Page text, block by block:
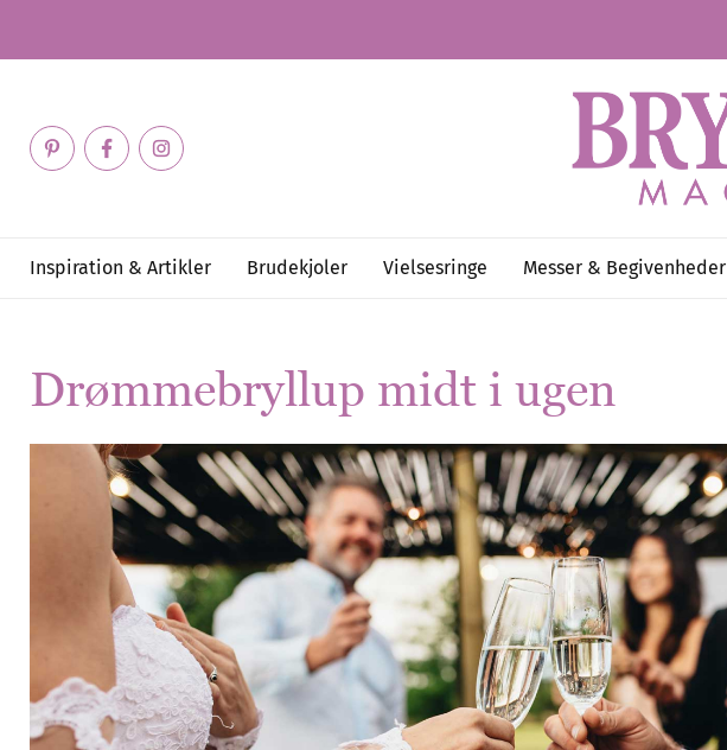
Inspiration & Artikler Brudekjoler Vielsesringe Messer & Begivenheder
Drømmebryllup midt i ugen